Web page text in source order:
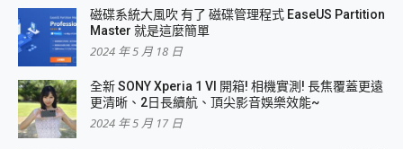
磁碟系統大風吹 有了 磁碟管理程式 EaseUS Partition
Master 就是這麼簡單
2024 年 5 月 18 日
全新 SONY Xperia 1 VI 開箱! 相機實測! 長焦覆蓋更遠
更清晰、2日長續航、頂尖影音娛樂效能~
2024 年 5 月 17 日